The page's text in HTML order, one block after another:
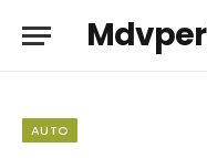
AUTO